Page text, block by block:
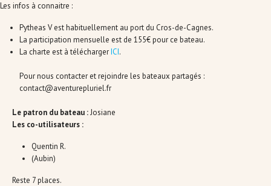
Les infos à connaitre :
Pytheas V est habituellement au port du Cros-de-Cagnes.
La participation mensuelle est de 155€ pour ce bateau.
La charte est à téléchargerICI.
Pour nous contacter et rejoindre les bateaux partagés :
contact@aventurepluriel.fr
Le patron du bateau :Josiane
Les co-utilisateurs :
Quentin R.
(Aubin)
Reste 7 places.